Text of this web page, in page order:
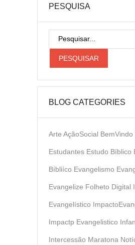
PESQUISA
BLOG CATEGORIES
Arte AçãoSocial BemVindo
Estudantes Estudo Bíblico
Bíbliíco Evangelismo
Evangelize Folheto Digital
Evangelístico
Impactp Evangelistico
Intercessão Maratona